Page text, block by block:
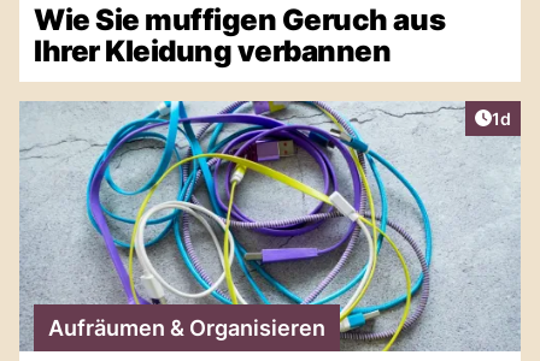
Wie Sie muffigen Geruch aus
Ihrer Kleidung verbannen
1d
Aufräumen & Organisieren